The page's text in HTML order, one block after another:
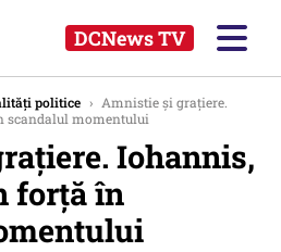
DCNews TV
politice › Amnistie și grațiere.
scandalul momentului
Iohannis,
forță în